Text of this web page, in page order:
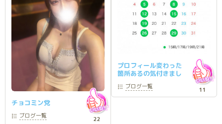
チョコミン党
ブログ一覧 22
プロフィール変わった
箇所あるの気付きまし
ブログ一覧 11